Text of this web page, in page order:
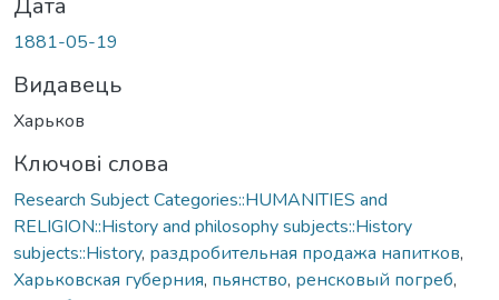
1881-05-19
Видавець
Харьков
Ключові слова
Research Subject Categories::HUMANITIES and
RELIGION::History and philosophy subjects::History
subjects::History, раздробительная продажа напитков,
Харьковская губерния, пьянство, ренсковый погреб,